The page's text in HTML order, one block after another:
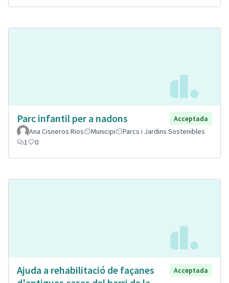
Parc infantil per a nadons
Acceptada
Ana Cisneros Rios
Municipi
Parcs i Jardins Sostenibles
1
0
Ajuda a rehabilitació de façanes
Acceptada